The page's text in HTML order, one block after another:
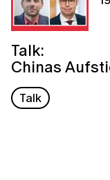
Talk:
Chinas
Talk